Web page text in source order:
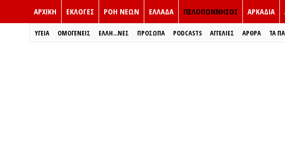
ΑΡΧΙΚΗ ΕΚΛΟΓΈΣ ΡΟΗ ΝΕΩΝ ΕΛΛΑΔΑ ΠΕΛΟΠΟΝΝΗΣΟΣ ΑΡΚΑΔΙΑ
ΥΓΕΙΑ ΟΜΟΓΕΝΕΙΣ ΈΛΛΗ...ΝΕΣ ΠΡΌΣΩΠΑ PODCASTS ΑΓΓΕΛΙΕΣ ΑΡΘΡΑ ΤΑ